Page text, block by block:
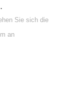
Sie sich die
an